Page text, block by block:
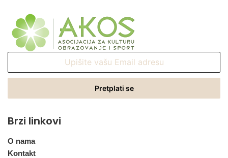
Email
Brzi linkovi
O nama
Kontakt